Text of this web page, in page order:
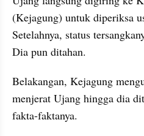
(Kejagung) untuk diperiksa
Setelahnya, status
Dia pun ditahan.
Belakangan, Kejagung
menjerat Ujang hingga dia
fakta-faktanya.